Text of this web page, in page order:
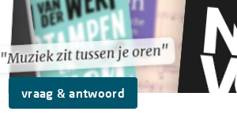
"Muziek zit tussen je oren"
"Muziek zit tussen je oren"
vraag & antwoord